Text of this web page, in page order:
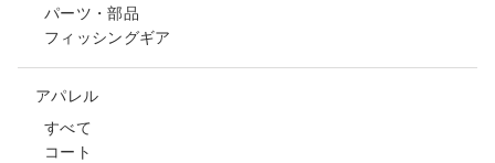
パーツ・部品
フィッシングギア
アパレル
すべて
コート